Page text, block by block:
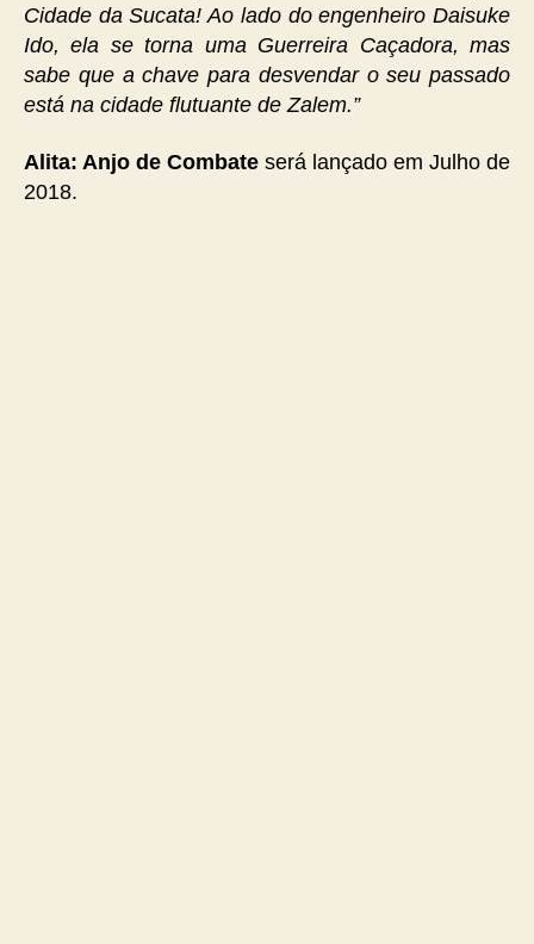
Cidade da Sucata! Ao lado do engenheiro Daisuke
Ido, ela se torna uma Guerreira Caçadora, mas
sabe que a chave para desvendar o seu passado
está na cidade flutuante de Zalem.”
Alita: Anjo de Combate será lançado em Julho de
2018.